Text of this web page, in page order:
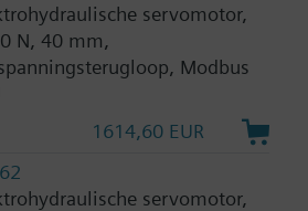
servomotor,
N, 40 mm,
Modbus
1614,60 EUR
servomotor,